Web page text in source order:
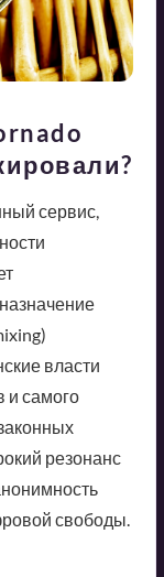
сервис,
власти
и самого
резонанс
свободы.